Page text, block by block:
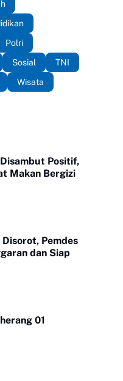
Polri
Sosial
TNI
Wisata
Positif,
Makan Bergizi
Pemdes
dan Siap
01